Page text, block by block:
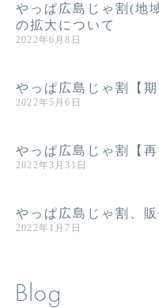
やっぱ広島じゃ割(地
の拡大について
2022年6月8日
やっぱ広島じゃ割【
2022年5月6日
やっぱ広島じゃ割【
2022年3月31日
やっぱ広島じゃ割、
2022年1月7日
Blog